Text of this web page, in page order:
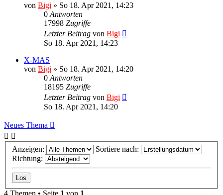
von Bigi » So 18. Apr 2021, 14:23
0 Antworten
17998 Zugriffe
Letzter Beitrag von Bigi
So 18. Apr 2021, 14:23
X-MAS
von Bigi » So 18. Apr 2021, 14:20
0 Antworten
18195 Zugriffe
Letzter Beitrag von Bigi
So 18. Apr 2021, 14:20
Neues Thema
Anzeigen:
Sortiere nach:
Richtung: